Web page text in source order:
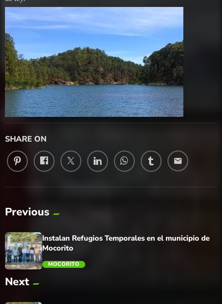
SHARE ON
email
Previous
Instalan Refugios Temporales en el municipio de
Mocorito
MOCORITO
Next